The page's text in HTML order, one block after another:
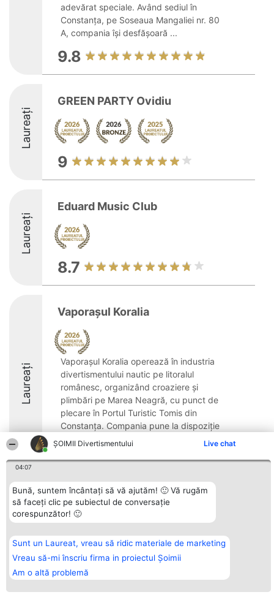
ŞOIMII Divertismentului Live chat
04:07
Bună, suntem încântați să vă ajutăm! 🙂 Vă rugăm
să faceți clic pe subiectul de conversație
corespunzător! 🙂
Sunt un Laureat, vreau să ridic materiale de marketing
Vreau să-mi înscriu firma in proiectul Șoimii
Am o altă problemă
adevărat speciale. Având sediul în
Constanța, pe Soseaua Mangaliei nr. 80
A, compania își desfășoară ...
9.8
Laureați
GREEN PARTY Ovidiu
9
Laureați
Eduard Music Club
8.7
Laureați
Vaporașul Koralia
Vaporașul Koralia operează în industria
divertismentului nautic pe litoralul
românesc, organizând croaziere și
plimbări pe Marea Neagră, cu punct de
plecare în Portul Turistic Tomis din
Constanța. Compania pune la dispoziție
servicii menite ...
8.8
Organizator Ranking
BRIGHT SOLUTIONS BR SRL
Aleea Timisul De Sus 2 Bl. A30
București
tel: +40 770 990 492
Plebiscyt
Lista Tuturor
Reguli
Politica de